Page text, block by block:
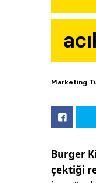
Marketing
Burger
çektiği